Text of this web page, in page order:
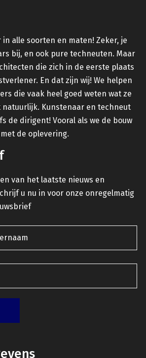
alle soorten en maten! Zeker, je
bij, en ook pure techneuten. Maar
die zich in de eerste plaats
En dat zijn wij! We helpen
die vaak heel goed weten wat ze
natuurlijk. Kunstenaar en techneut
de dirigent! Vooral als we de bouw
de oplevering.
van het laatste nieuws en
u nu in voor onze onregelmatig